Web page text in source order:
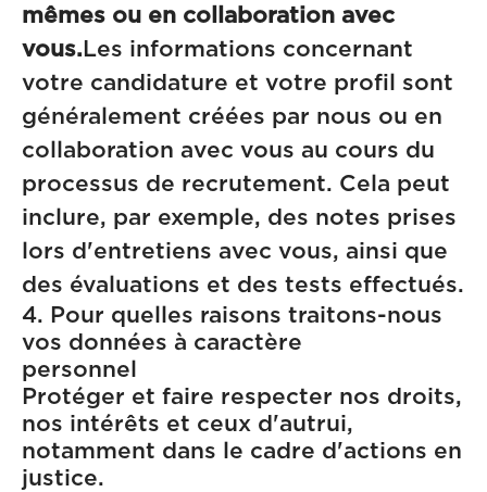
mêmes ou en collaboration avec
vous.Les informations concernant
votre candidature et votre profil sont
généralement créées par nous ou en
collaboration avec vous au cours du
processus de recrutement. Cela peut
inclure, par exemple, des notes prises
lors d'entretiens avec vous, ainsi que
des évaluations et des tests effectués.
4. Pour quelles raisons traitons-nous
vos données à caractère
Protéger et faire respecter nos droits,
nos intérêts et ceux d'autrui,
notamment dans le cadre d'actions en
justice.